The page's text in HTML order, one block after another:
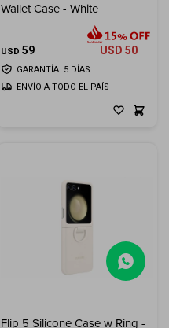
Wallet Case - White
USD 59 USD 50
GARANTÍA: 5 DÍAS
ENVÍO A TODO EL PAÍS
Flip 5 Silicone Case w Ring -